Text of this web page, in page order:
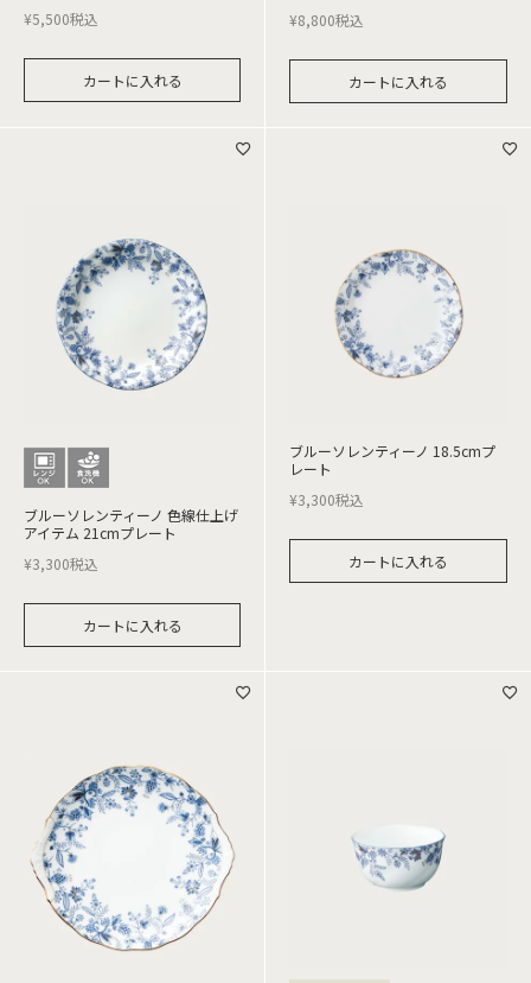
¥5,500税込
カートに入れる
¥8,800税込
カートに入れる
ブルーソレンティーノ 色線仕上げ
アイテム 21cmプレート
¥3,300税込
カートに入れる
ブルーソレンティーノ 18.5cmプ
レート
¥3,300税込
カートに入れる